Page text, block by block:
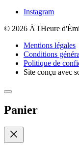
Instagram
© 2026 À l'Heure
Mentions légales
Conditions
Politique de
Site conçu avec
Panier